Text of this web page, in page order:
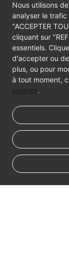
Real-
Time
Data
Subscription
Real-
Disaster
Replay
Nous utilisons
analyser le
"ACCEPTER
cliquant sur
essentiels.
d'accepter ou
plus, ou pour
à tout moment,
cookies.